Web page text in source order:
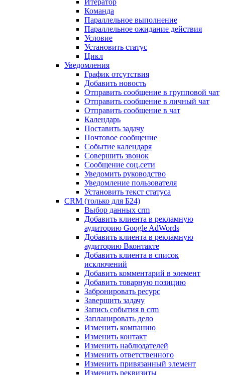
Итератор
Команда
Параллельное выполнение
Параллельное ожидание действия
Условие
Установить статус
Цикл
Уведомления
График отсутствия
Добавить новость
Отправить сообщение в групповой чат
Отправить сообщение в личный чат
Отправить сообщение в чат
Календарь
Поставить задачу
Почтовое сообщение
Событие календаря
Совершить звонок
Сообщение соц.сети
Уведомить руководство
Уведомление пользователя
Установить текст статуса
CRM (только для Б24)
Выбор данных crm
Добавить клиента в рекламную
аудиторию Google AdWords
Добавить клиента в рекламную
аудиторию Вконтакте
Добавить клиента в список
исключений
Добавить комментарий в элемент
Добавить товарную позицию
Забронировать ресурс
Завершить задачу
Запись события в crm
Запланировать дело
Изменить компанию
Изменить контакт
Изменить наблюдателей
Изменить ответственного
Изменить привязанный элемент
Изменить реквизиты